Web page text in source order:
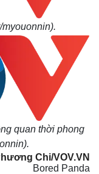
quan thời phong
Chi/VOV.VN
Bored Panda